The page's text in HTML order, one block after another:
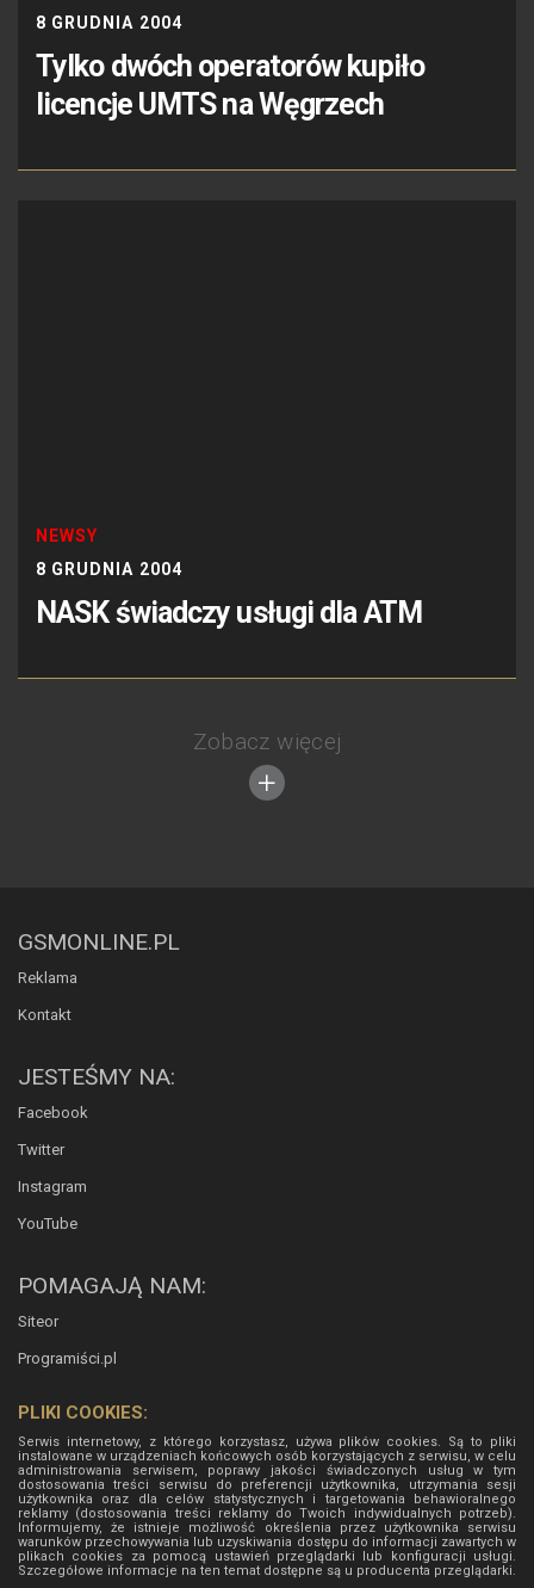
8 GRUDNIA 2004
Tylko dwóch operatorów kupiło
licencje UMTS na Węgrzech
NEWSY
8 GRUDNIA 2004
NASK świadczy usługi dla ATM
Zobacz więcej
GSMONLINE.PL
Reklama
Kontakt
JESTEŚMY NA:
Facebook
Twitter
Instagram
YouTube
POMAGAJĄ NAM:
Siteor
Programiści.pl
PLIKI COOKIES:
Serwis internetowy, z którego korzystasz, używa plików cookies. Są to pliki
instalowane w urządzeniach końcowych osób korzystających z serwisu, w celu
administrowania serwisem, poprawy jakości świadczonych usług w tym
dostosowania treści serwisu do preferencji użytkownika, utrzymania sesji
użytkownika oraz dla celów statystycznych i targetowania behawioralnego
reklamy (dostosowania treści reklamy do Twoich indywidualnych potrzeb).
Informujemy, że istnieje możliwość określenia przez użytkownika serwisu
warunków przechowywania lub uzyskiwania dostępu do informacji zawartych w
plikach cookies za pomocą ustawień przeglądarki lub konfiguracji usługi.
Szczegółowe informacje na ten temat dostępne są u producenta przeglądarki.